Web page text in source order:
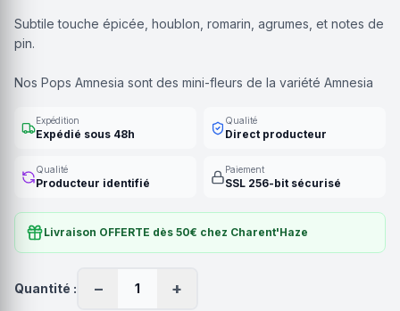
Subtile touche épicée, houblon, romarin, agrumes, et notes de
pin.
Nos Pops Amnesia sont des mini-fleurs de la variété Amnesia
Expédition
Expédié sous 48h
Qualité
Direct producteur
Qualité
Producteur identifié
Paiement
SSL 256-bit sécurisé
Livraison OFFERTE dès 50€ chez Charent'Haze
Quantité : − 1 +